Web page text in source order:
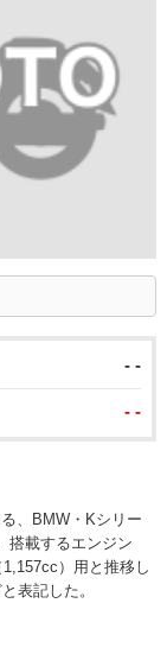
- -
- -
、BMW・Kシリー
搭載するエンジン
）用と推移し
表記した。